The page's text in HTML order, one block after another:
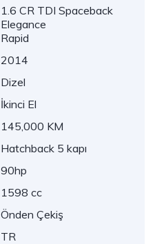
1.6 CR TDI Spaceback
Elegance
Rapid
2014
Dizel
İkinci El
145,000 KM
Hatchback 5 kapı
90hp
1598 cc
Önden Çekiş
TR